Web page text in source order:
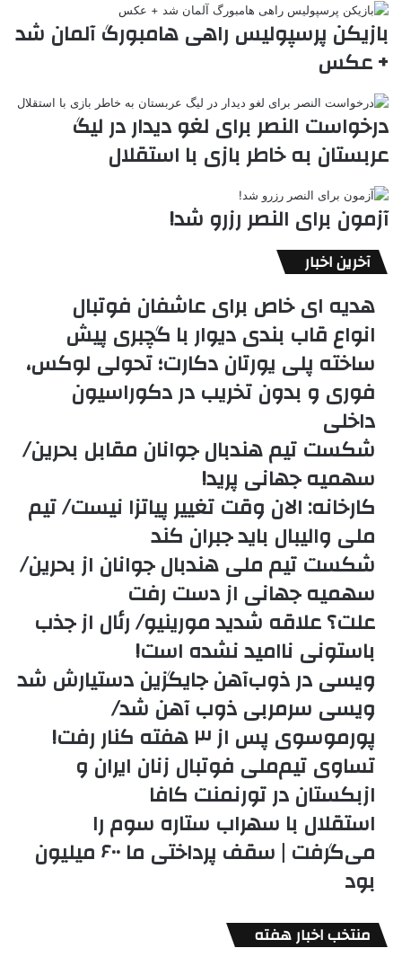
بازیکن پرسپولیس راهی هامبورگ آلمان شد
+ عکس
درخواست النصر برای لغو دیدار در لیگ
عربستان به خاطر بازی با استقلال
آزمون برای النصر رزرو شد!
آخرین اخبار
هدیه ای خاص برای عاشفان فوتبال
انواع قاب بندی دیوار با گچبری پیش
ساخته پلی یورتان دکارت؛ تحولی لوکس،
فوری و بدون تخریب در دکوراسیون
داخلی
شکست تیم هندبال جوانان مقابل بحرین/
سهمیه جهانی پرید!
کارخانه: الان وقت تغییر پیاتزا نیست/ تیم
ملی والیبال باید جبران کند
شکست تیم ملی هندبال جوانان از بحرین/
سهمیه جهانی از دست رفت
علت؟ علاقه شدید مورینیو/ رئال از جذب
باستونی ناامید نشده است!
ویسی در ذوب‌آهن جایگزین دستیارش شد
ویسی سرمربی ذوب آهن شد/
پورموسوی پس از ۳ هفته کنار رفت!
تساوی تیم‌ملی فوتبال زنان ایران و
ازبکستان در تورنمنت کافا
استقلال با سهراب ستاره سوم را
می‌گرفت | سقف پرداختی ما ۶۰۰ میلیون
بود
منتخب اخبار هفته